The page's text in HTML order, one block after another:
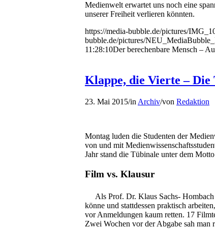
Medienwelt erwartet uns noch eine
unserer Freiheit verlieren könnten.
https://media-bubble.de/pictures/
bubble.de/pictures/
11:28:10Der berechenbare Mensch –
Klappe, die Vierte – Die
23. Mai 2015/in Archiv/von Redaktion
Montag luden die Studenten der
von und mit
Jahr stand die Tübinale unter dem
Film vs. Klausur
Als Prof. Dr. Klaus Sachs-
könne und stattdessen praktisch
vor Anmeldungen kaum retten. 17
Zwei Wochen vor der Abgabe sah